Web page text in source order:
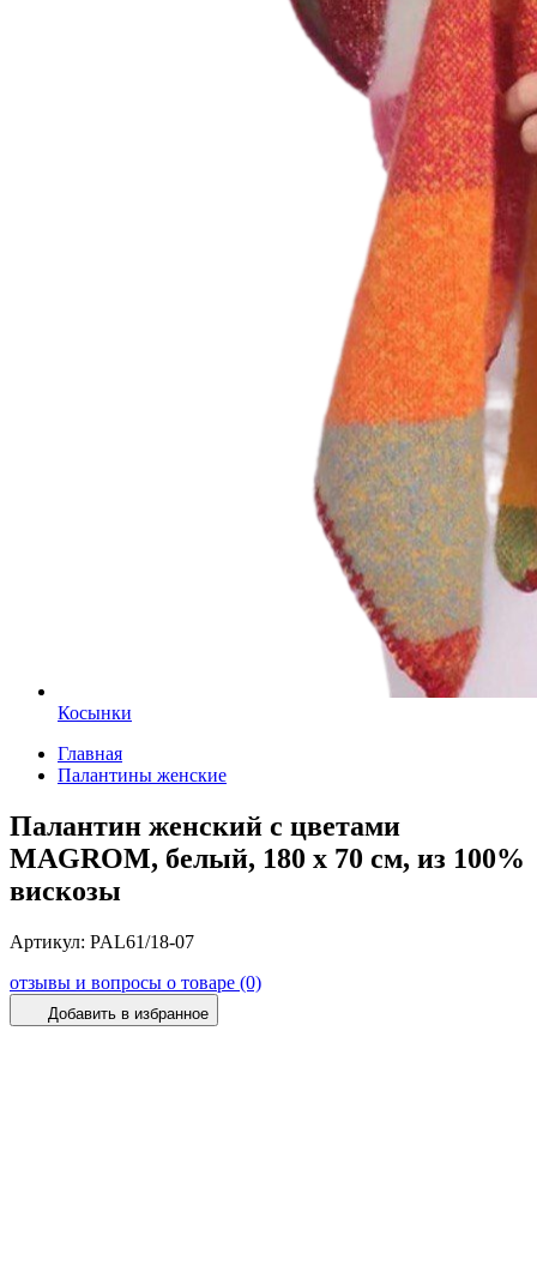
Косынки
Главная
Палантины женские
Палантин женский с цветами
MAGROM, белый, 180 х 70 см, из 100%
вискозы
Артикул: PAL61/18-07
отзывы и вопросы о товаре (0)
Добавить в избранное